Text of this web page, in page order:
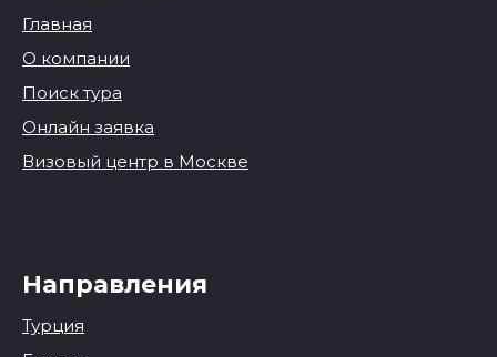
Главная
О компании
Поиск тура
Онлайн заявка
Визовый центр в Москве
Направления
Турция